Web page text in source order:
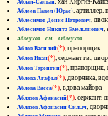
Аблеев Павел (Юрас),
Аблесимов Денис Петрович,
Аблесимов Никита Емельянович,
Аблеухов см. Облеухов
Аблов Василий(*),
Аблов Иван(*), сержант гв.,
Аблов Терентий(*),
Аблова Агафья(*), дворянка,
Аблова Васса(*), вдова
Аблязов Афанасий(*),
Аблязов Афанасий Силыч,